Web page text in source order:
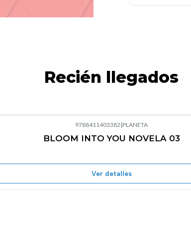
Recién llegados
9788411403382 |PLANETA
BLOOM INTO YOU NOVELA 03
Ver detalles